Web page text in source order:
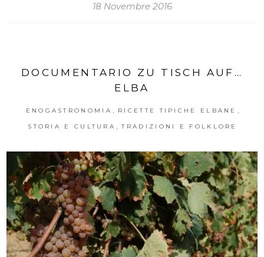
18 Novembre 2016
DOCUMENTARIO ZU TISCH AUF…
ELBA
ENOGASTRONOMIA RICETTE TIPICHE ELBANE
STORIA E CULTURA TRADIZIONI E FOLKLORE